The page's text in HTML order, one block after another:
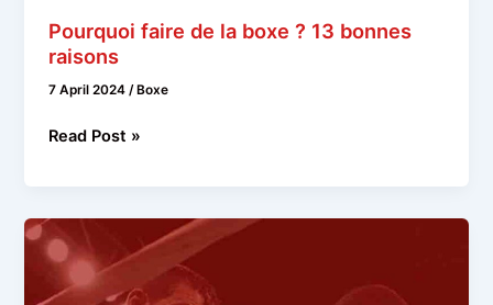
Pourquoi faire de la boxe ? 13 bonnes
raisons
7 April 2024 /Boxe
Pourquoi
la
boxe
?
13
Read Post »